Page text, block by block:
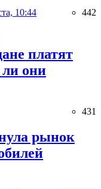
10:44 442
платят
ли они
431
рынок